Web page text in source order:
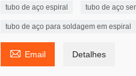
tubo de aço espiral tubo de aço
tubo de aço para soldagem em espiral
 Email Detalhes